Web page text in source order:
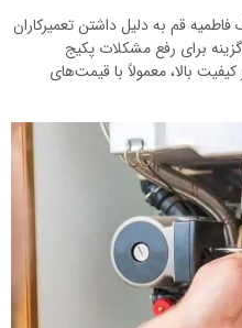
قم به دلیل داشتن تعمیرکاران
برای رفع مشکلات پکیج
بالا، معمولاً با قیمت‌های